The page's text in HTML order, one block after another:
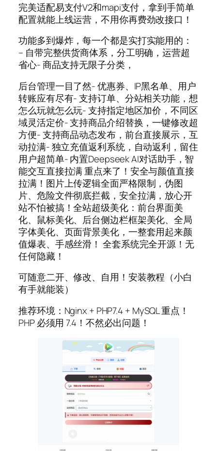
完美适配易支付V2和mapi支付，拿到手简单
配置就能上线运营，不用你再费劲改接口！
功能多到爆炸，每一个都是实打实能用的：
– 自带完整供货商体系，分工明确，运营超
省心- 商品支持无限子分类，
后台管理一目了然- 优惠券、IP黑名单、用户
转账应有尽有- 支持订单、分站相关功能，想
怎么玩就怎么玩- 支持指定地区加价，不同区
域灵活定价- 支持商品介绍替换，一键修改超
方便- 支持商品动态发布，前台直接展示，互
动拉满- 独立充值返利系统，自动返利，留住
用户超简单- 内置Deepseek AI对话助手，智
能交互直接拉满 重点来了！安全与颜值直接
拉满！图片上传逻辑全面严格限制，伪图
片、危险文件彻底拦截，安全拉满，放心开
站不怕被搞！全站超级美化：前台界面美
化、鼠标美化、后台侧边栏框架美化、全局
字体美化、页面背景美化，一整套用起来颜
值爆表、手感丝滑！ 全套系统完全开源！无
任何隐藏！
可随意二开、修改、自用！安装教程（小白
有手就能装）
推荐环境：Nginx + PHP7.4 + MySQL 重点！
PHP 必须用 7.4！不然必出问题！